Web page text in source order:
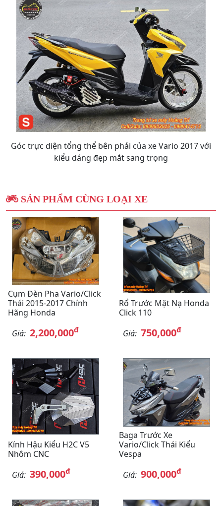
Góc trực diện tổng thể bên phải của xe Vario 2017 với
kiểu dáng đẹp mắt sang trọng
SẢN PHẨM CÙNG LOẠI XE
Cụm Đèn Pha Vario/Click
Thái 2015-2017 Chính
Hãng Honda
Giá: 2,200,000đ
Rổ Trước Mặt Nạ Honda
Click 110
Giá: 750,000đ
Kính Hậu Kiểu H2C V5
Nhôm CNC
Giá: 390,000đ
Baga Trước Xe
Vario/Click Thái Kiểu
Vespa
Giá: 900,000đ